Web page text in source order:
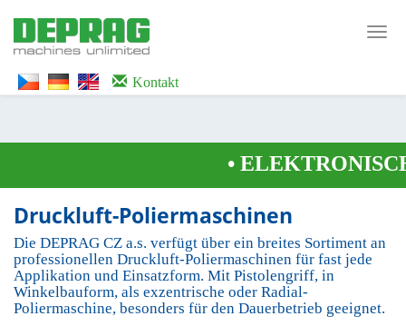
WTG9QS7C" height="0" width="0" style="display:none;visibility:hidden">
</iframe></noscript>
Kontakt
ELEKTRONISCH
Druckluft-Poliermaschinen
Die DEPRAG CZ a.s. verfügt über ein breites Sortiment an
professionellen Druckluft-Poliermaschinen für fast jede
Applikation und Einsatzform. Mit Pistolengriff, in
Winkelbauform, als exzentrische oder Radial-
Poliermaschine, besonders für den Dauerbetrieb geeignet.